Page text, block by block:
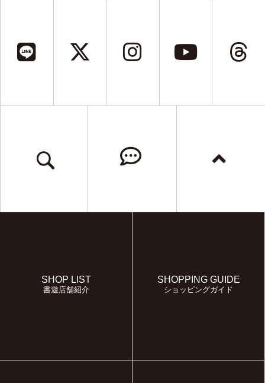
SHOP LIST
書遊店舗紹介
SHOPPING GUIDE
ショッピングガイド